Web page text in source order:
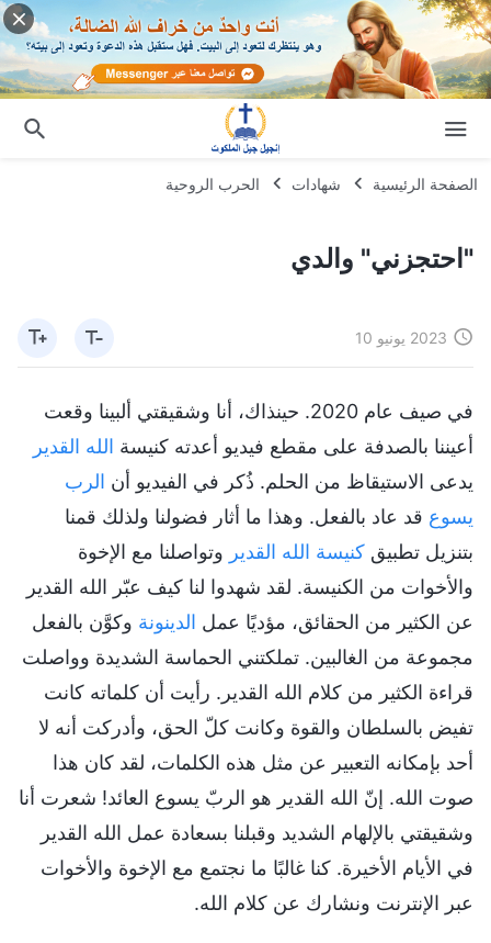
الصفحة الرئيسية شهادات الحرب الروحية
"احتجزني" والدي
2023 يونيو 10
في صيف عام 2020. حينذاك، أنا وشقيقتي ألبينا وقعت
أعيننا بالصدفة على مقطع فيديو أعدته كنيسة الله القدير
يدعى الاستيقاظ من الحلم. ذُكر في الفيديو أن الرب
يسوع قد عاد بالفعل. وهذا ما أثار فضولنا ولذلك قمنا
بتنزيل تطبيق كنيسة الله القدير وتواصلنا مع الإخوة
والأخوات من الكنيسة. لقد شهدوا لنا كيف عبّر الله القدير
عن الكثير من الحقائق، مؤديًا عمل الدينونة وكوَّن بالفعل
مجموعة من الغالبين. تملكتني الحماسة الشديدة وواصلت
قراءة الكثير من كلام الله القدير. رأيت أن كلماته كانت
تفيض بالسلطان والقوة وكانت كلّ الحق، وأدركت أنه لا
أحد بإمكانه التعبير عن مثل هذه الكلمات، لقد كان هذا
صوت الله. إنّ الله القدير هو الربّ يسوع العائد! شعرت أنا
وشقيقتي بالإلهام الشديد وقبلنا بسعادة عمل الله القدير
في الأيام الأخيرة. كنا غالبًا ما نجتمع مع الإخوة والأخوات
عبر الإنترنت ونشارك عن كلام الله.